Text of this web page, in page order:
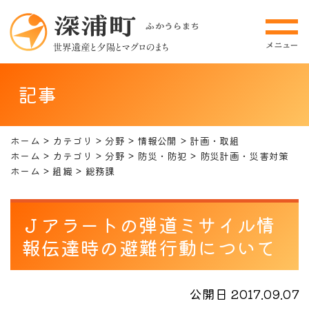
記事
ホーム カテゴリ 分野 情報公開
計画・取組
ホーム
カテゴリ 分野 防災・防犯
防災計画・災害対策
ホーム
組織 総務課
Ｊアラートの弾道ミサイル情
報伝達時の避難行動について
公開日 2017.09.07